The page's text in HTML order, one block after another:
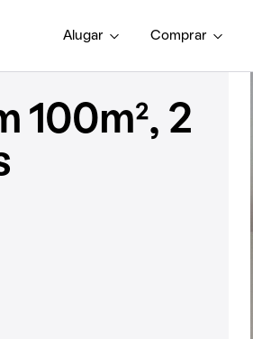
Alugar Comprar
100m², 2